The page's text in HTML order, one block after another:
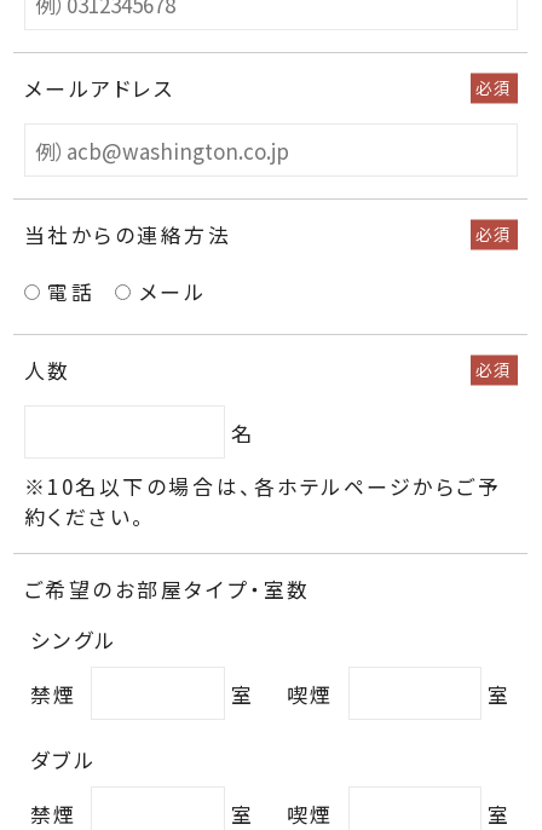
メールアドレス 必須
当社からの連絡方法 必須
電話 メール
人数 必須
名
※10名以下の場合は、各ホテルページからご予
約ください。
ご希望のお部屋タイプ・室数
シングル
禁煙
室 喫煙 室
ダブル
禁煙
室 喫煙 室